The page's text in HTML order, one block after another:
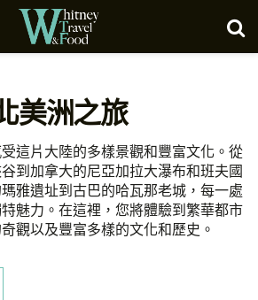
美洲之旅
這片大陸的多樣景觀和豐富文化。從
到加拿大的尼亞加拉大瀑布和班夫國
雅遺址到古巴的哈瓦那老城，每一處
魅力。在這裡，您將體驗到繁華都市
觀以及豐富多樣的文化和歷史。